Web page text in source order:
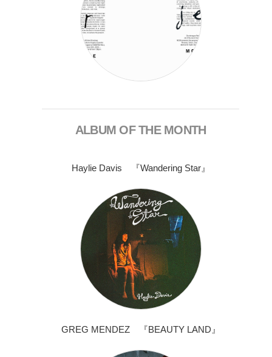
ALBUM OF THE MONTH
Haylie Davis 『Wandering Star』
GREG MENDEZ 『BEAUTY LAND』